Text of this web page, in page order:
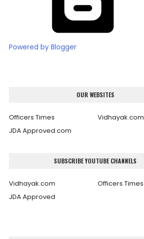
Powered by Blogger
OUR WEBSITES
Officers Times
Vidhayak.com
JDA Approved.com
SUBSCRIBE YOUTUBE CHANNELS
Vidhayak.com
Officers Times
JDA Approved